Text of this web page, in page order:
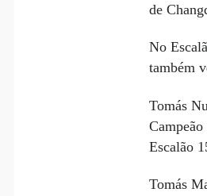
de
No
também
Tomás
Escalão
Tomás